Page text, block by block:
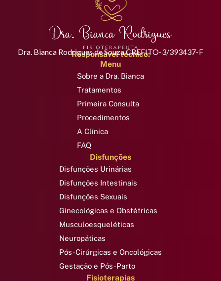
Responsável técnico:
Dra. Bianca Rodrigues de Souza CREFITO-3/393437-F
Menu
Sobre a Dra. Bianca
Tratamentos
Primeira Consulta
Procedimentos
A Clínica
FAQ
Disfunções
Disfunções Urinárias
Disfunções Intestinais
Disfunções Sexuais
Ginecológicas e Obstétricas
Musculoesqueléticas
Neuropáticas
Pós-Cirúrgicas e Oncológicas
Gestação e Pós-Parto
Fisioterapias